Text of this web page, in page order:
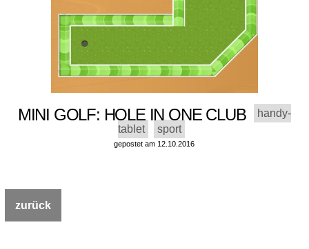
MINI GOLF: HOLE IN ONE CLUB
handy-
tablet
sport
gepostet am 12.10.2016
zurück